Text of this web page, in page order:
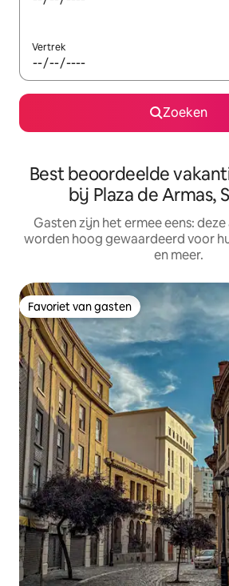
Vertrek
Zoeken
Best beoordeelde
bij Plaza de Armas,
Gasten zijn het ermee eens:
worden hoog gewaardeerd voor
en meer.
Favoriet van gasten
Favoriet van gasten